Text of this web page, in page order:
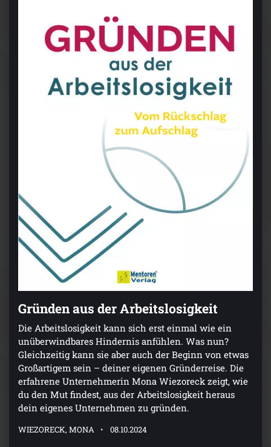
Gründen aus der Arbeitslosigkeit
Die Arbeitslosigkeit kann sich erst einmal wie ein
unüberwindbares Hindernis anfühlen. Was nun?
Gleichzeitig kann sie aber auch der Beginn von etwas
Großartigem sein – deiner eigenen Gründerreise. Die
erfahrene Unternehmerin Mona Wiezoreck zeigt, wie
du den Mut findest, aus der Arbeitslosigkeit heraus
dein eigenes Unternehmen zu gründen.
WIEZORECK, MONA 08.10.2024